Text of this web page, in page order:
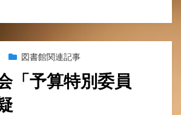
ら
長
へ
図書館関連記事
「予算特別委員